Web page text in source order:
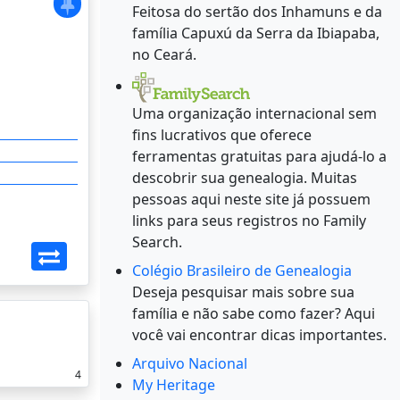
4
Feitosa do sertão dos Inhamuns e da
família Capuxú da Serra da Ibiapaba,
no Ceará.
Uma organização internacional sem
fins lucrativos que oferece
ferramentas gratuitas para ajudá-lo a
descobrir sua genealogia. Muitas
pessoas aqui neste site já possuem
links para seus registros no Family
Search.
Colégio Brasileiro de Genealogia
Deseja pesquisar mais sobre sua
família e não sabe como fazer? Aqui
você vai encontrar dicas importantes.
Arquivo Nacional
My Heritage